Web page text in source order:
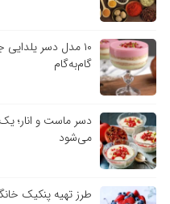
گام‌به‌گام
می‌شود
طرز تهیه پنکیک خانگی